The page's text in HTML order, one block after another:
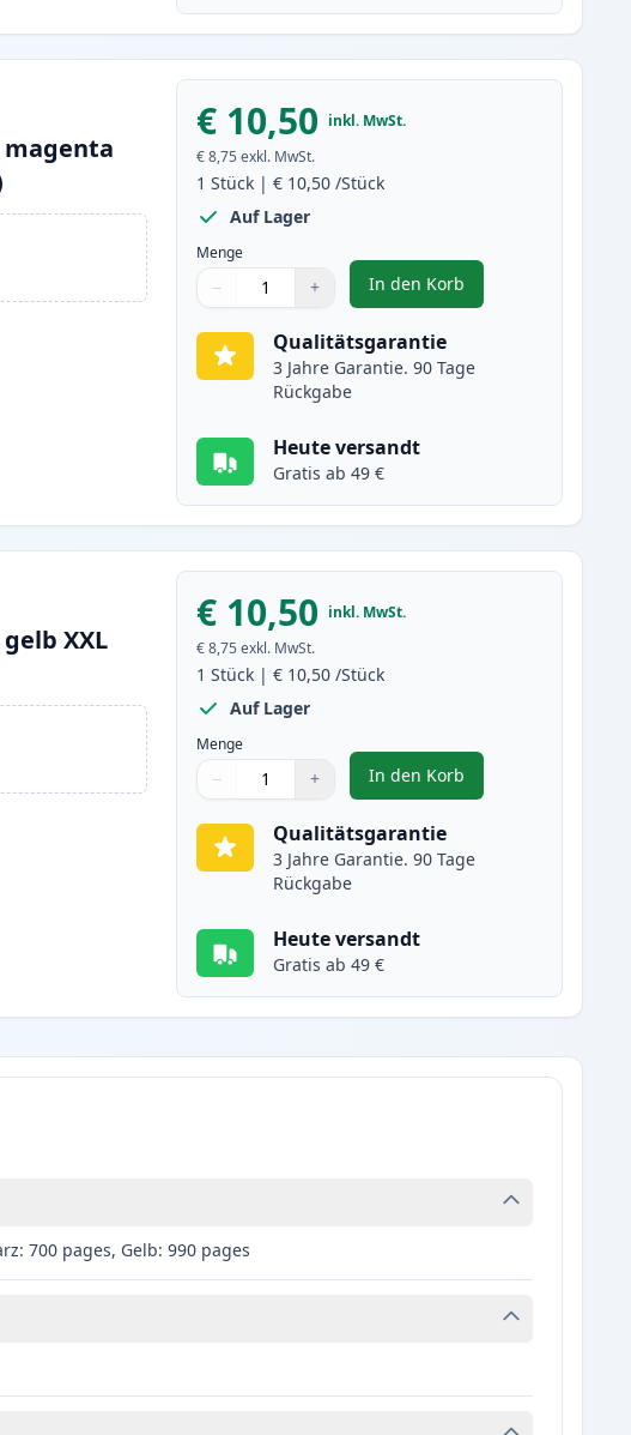
magenta
€ 10,50 inkl. MwSt.
€ 8,75 exkl. MwSt.
1 Stück |€ 10,50 /Stück
Auf Lager
Menge
Menge
Verwenden Sie die Tasten, um anzupassen
− +
Menge 1
In den Korb
, Canon CLI-581XXL
Qualitätsgarantie
3 Jahre Garantie. 90 Tage
Rückgabe
Heute versandt
Gratis ab 49 €
gelb XXL
€ 10,50 inkl. MwSt.
€ 8,75 exkl. MwSt.
1 Stück |€ 10,50 /Stück
Auf Lager
Menge
Menge
Verwenden Sie die Tasten, um anzupassen
− +
Menge 1
In den Korb
, Canon CLI-581XXL
Qualitätsgarantie
3 Jahre Garantie. 90 Tage
Rückgabe
Heute versandt
Gratis ab 49 €
700 pages, Gelb: 990 pages